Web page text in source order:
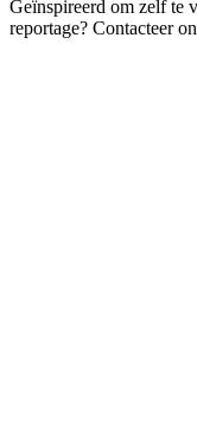
Geïnspireerd om zelf te
reportage? Contacteer